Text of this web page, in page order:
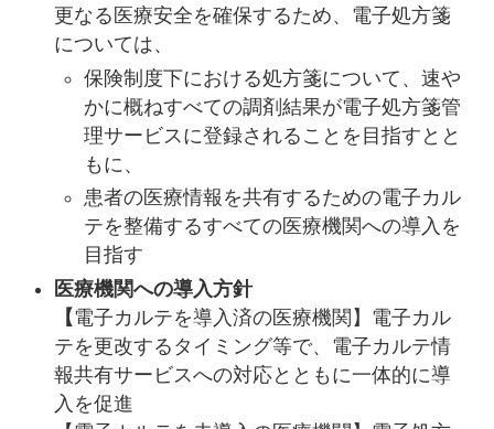
更なる医療安全を確保するため、電子処方箋
については、
保険制度下における処方箋について、速や
かに概ねすべての調剤結果が電子処方箋管
理サービスに登録されることを目指すとと
もに、
患者の医療情報を共有するための電子カル
テを整備するすべての医療機関への導入を
目指す
医療機関への導入方針
【電子カルテを導入済の医療機関】電子カル
テを更改するタイミング等で、電子カルテ情
報共有サービスへの対応とともに一体的に導
入を促進